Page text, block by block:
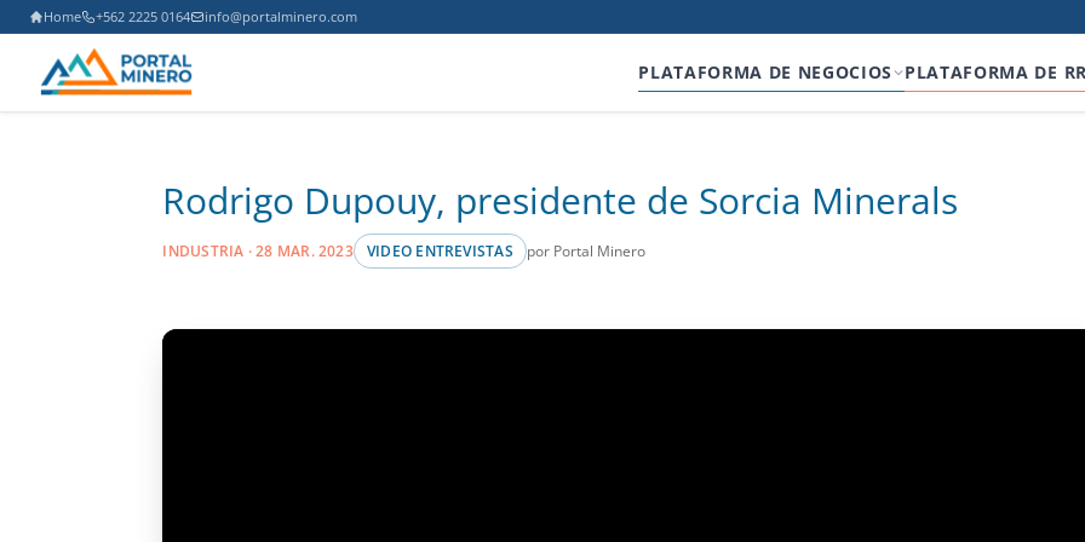
Home +562 2225 0164 info@portalminero.com
PLATAFORMA DE NEGOCIOS PLATAFORMA DE
Rodrigo Dupouy, presidente de Sorcia Minerals
INDUSTRIA · 28 MAR. 2023 VIDEO ENTREVISTAS por Portal Minero